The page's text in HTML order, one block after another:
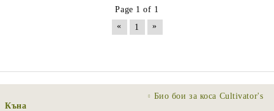
Page 1 of 1
«
1 »
Къна
Био бои за коса Cultivator's